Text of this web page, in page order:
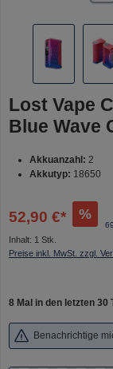
Lost Vape
Blue Wave
Akkuanzahl: 2
Akkutyp: 18650
52,90 €* %
Inhalt: 1 Stk.
Preise inkl. MwSt. zzgl.
8 Mal in den letzten 30
Benachrichtige